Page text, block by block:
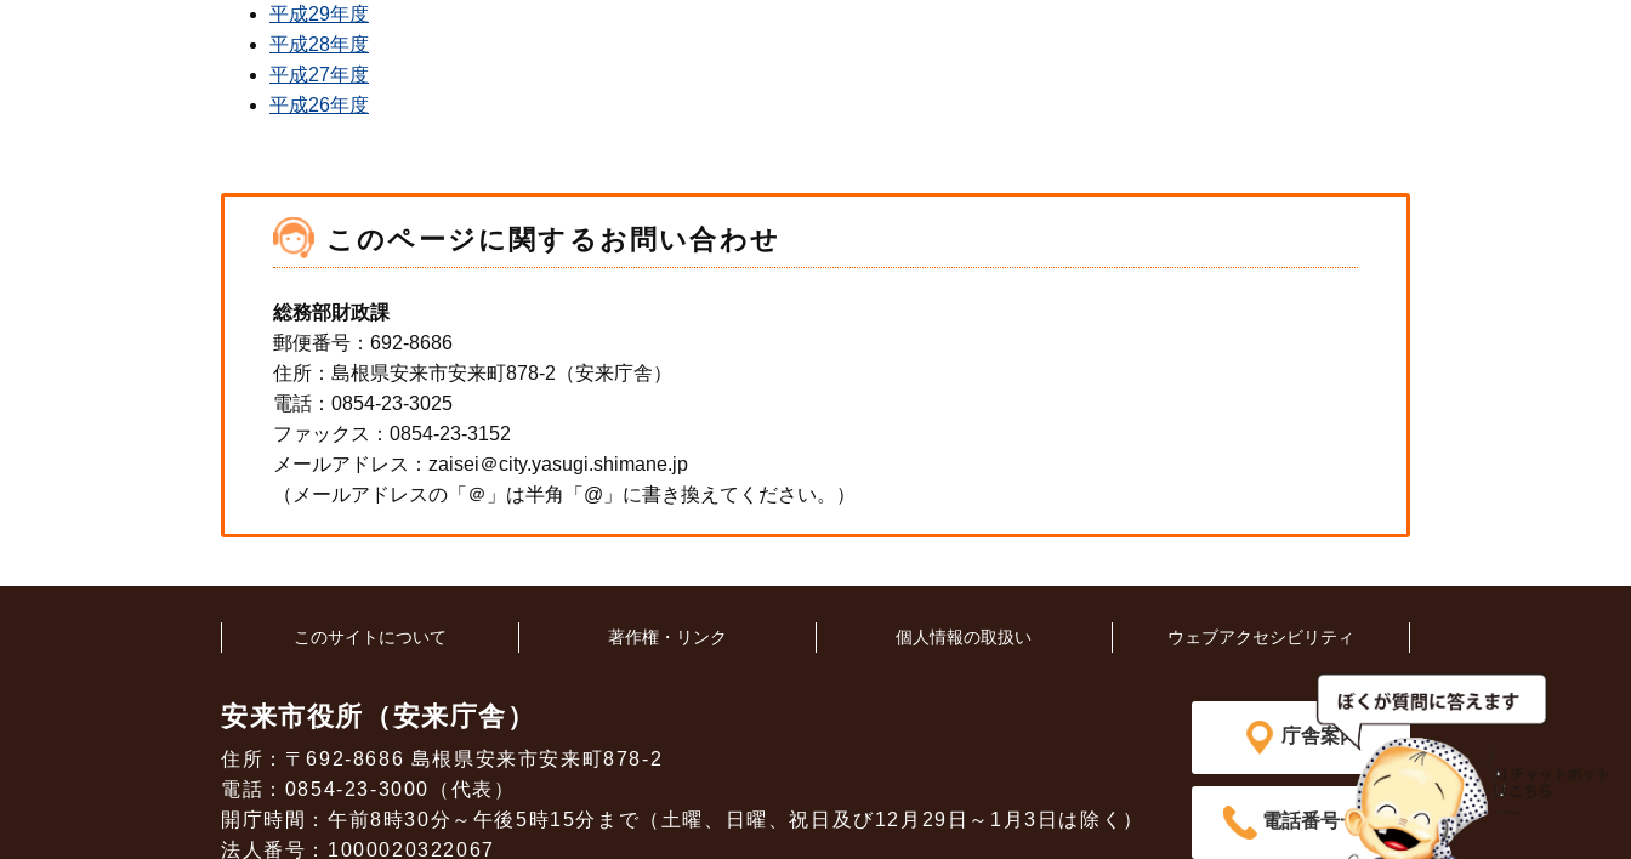
平成29年度
平成28年度
平成27年度
平成26年度
このページに関するお問い合わせ
総務部財政課
郵便番号：692-8686
住所：島根県安来市安来町878-2（安来庁舎）
電話：0854-23-3025
ファックス：0854-23-3152
メールアドレス：zaisei＠city.yasugi.shimane.jp
（メールアドレスの「＠」は半角「@」に書き換えてください。）
このサイトについて 著作権・リンク 個人情報の取扱い ウェブアクセシビリティ
安来市役所（安来庁舎）
住所：〒692-8686 島根県安来市安来町878-2
電話：0854-23-3000（代表）
開庁時間：午前8時30分～午後5時15分まで（土曜、日曜、祝日及び12月29日～1月3日は除く）
法人番号：1000020322067
庁舎案内
電話番号一覧